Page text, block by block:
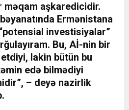
məqam aşkaredicidir.
Ermənistana
investisiyalar”
Bu, Aİ-nin bir
lakin bütün bu
edə bilmədiyi
– deyə nazirlik